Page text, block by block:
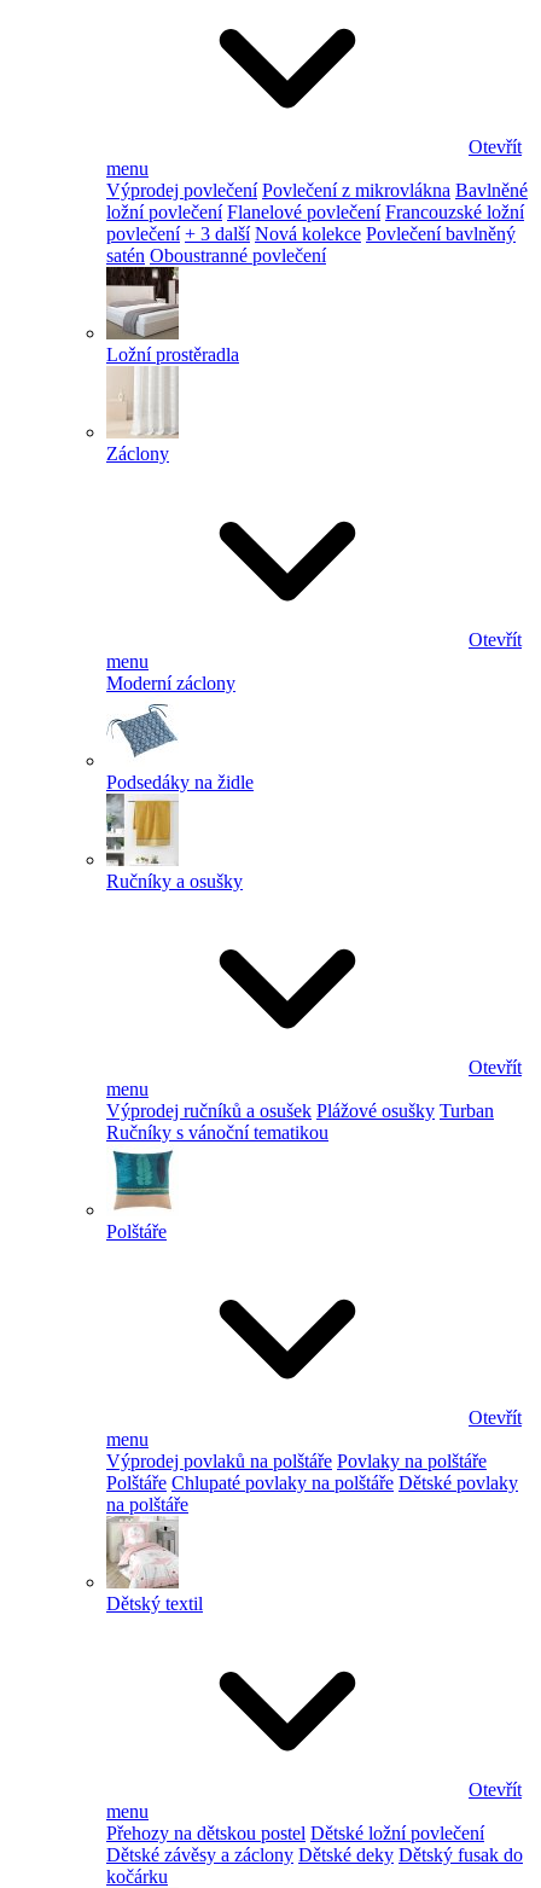
Otevřít
menu
Výprodej povlečení Povlečení z mikrovlákna Bavlněné
ložní povlečení Flanelové povlečení Francouzské ložní
povlečení + 3 další Nová kolekce Povlečení bavlněný
satén Oboustranné povlečení
Ložní prostěradla
Záclony
Otevřít
menu
Moderní záclony
Podsedáky na židle
Ručníky a osušky
Otevřít
menu
Výprodej ručníků a osušek Plážové osušky Turban
Ručníky s vánoční tematikou
Polštáře
Otevřít
menu
Výprodej povlaků na polštáře Povlaky na polštáře
Polštáře Chlupaté povlaky na polštáře Dětské povlaky
na polštáře
Dětský textil
Otevřít
menu
Přehozy na dětskou postel Dětské ložní povlečení
Dětské závěsy a záclony Dětské deky Dětský fusak do
kočárku